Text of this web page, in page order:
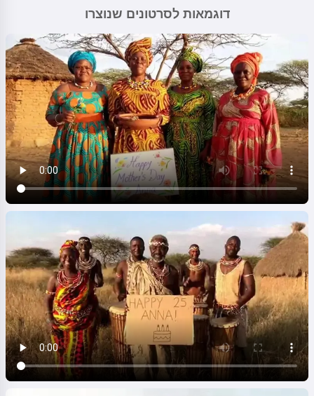
דוגמאות לסרטונים שנוצרו